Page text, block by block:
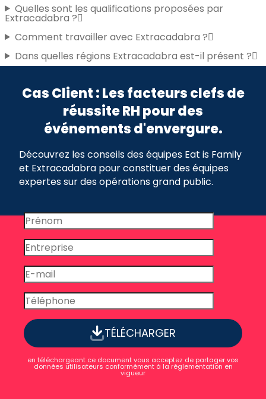
Quelles sont les qualifications proposées par
Extracadabra ?
Comment travailler avec Extracadabra ?
Dans quelles régions Extracadabra est-il présent ?
Cas Client : Les facteurs clefs de
réussite RH pour des
événements d'envergure.
Découvrez les conseils des équipes Eat is Family
et Extracadabra pour constituer des équipes
expertes sur des opérations grand public.
TÉLÉCHARGER
en téléchargeant ce document vous acceptez de partager vos
données utilisateurs conformément à la réglementation en
vigueur